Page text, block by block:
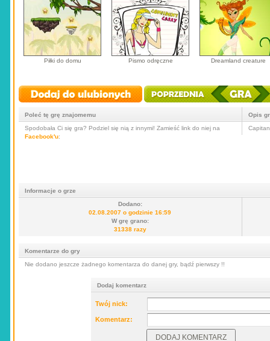
Piłki do domu Pismo odręczne Dreamland creature
Poleć tę grę znajomemu
Spodobała Ci się gra? Podziel się nią z innymi! Zamieść link do niej na
Facebook'u:
Opis
Informacje o grze
Dodano:
02.08.2007 o godzinie 16:59
W grę grano:
31338 razy
Komentarze do gry
Nie dodano jeszcze żadnego komentarza do danej gry, bądź pierwszy !!
Dodaj komentarz
Twój nick:
Komentarz: